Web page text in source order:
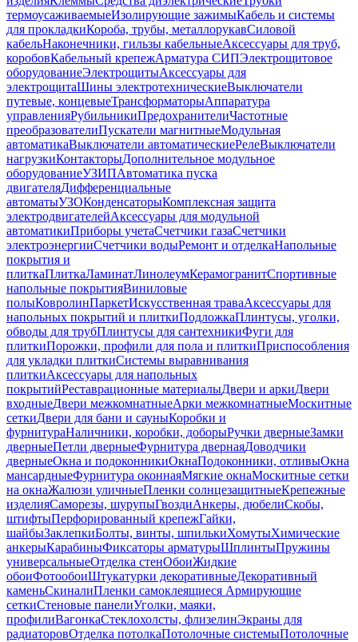
термоусаживаемыеИзолирующие зажимыКабель и системы
для прокладкиКороба, трубы, металлорукавСиловой
кабельНаконечники, гильзы кабельныеАксессуары для труб,
коробовКабельный крепежАрматура СИПЭлектрощитовое
оборудованиеЭлектрощитыАксессуары для
электрощитаШины электротехническиеВыключатели
путевые, концевыеТрансформаторыАппаратура
управленияРубильникиПредохранителиЧастотные
преобразователиПускатели магнитныеМодульная
автоматикаВыключатели автоматическиеРелеВыключатели
нагрузкиКонтакторыДополнительное модульное
оборудованиеУЗИПАвтоматика пуска
двигателяДифференциальные
автоматыУЗОКонденсаторыКомплексная защита
электродвигателейАксессуары для модульной
автоматикиПриборы учетаСчетчики газаСчетчики
электроэнергииСчетчики водыРемонт и отделкаНапольные
покрытия и
плиткаПлиткаЛаминатЛинолеумКерамогранитСпортивные
напольные покрытияВиниловые
полыКовролинПаркетИскусственная траваАксессуары для
напольных покрытий и плиткиПодложкаПлинтусы, уголки,
обводы для трубПлинтусы для сантехникиФуги для
плиткиПорожки, профили для пола и плиткиПриспособления
для укладки плиткиСистемы выравнивания
плиткиАксессуары для напольных
покрытийРеставрационные материалыДвери и аркиДвери
входныеДвери межкомнатныеАрки межкомнатныеМоскитные
сеткиДвери для бани и сауныКоробки и
фурнитураНаличники, коробки, доборыРучки дверныеЗамки
дверныеПетли дверныеФурнитура двернаяДоводчики
дверныеОкна и подоконникиОкнаПодоконники, отливыОкна
мансардныеФурнитура оконнаяМягкие окнаМоскитные сетки
на окнаЖалюзи уличныеПленки солнцезащитныеКрепежные
изделияСаморезы, шурупыГвоздиАнкеры, дюбелиСкобы,
штифтыПерфорированный крепежГайки,
шайбыЗаклепкиБолты, винты, шпилькиХомутыХимические
анкерыКарабиныФиксаторы арматурыШплинтыПружины
универсальныеОтделка стенОбоиЖидкие
обоиФотообоиШтукатурки декоративныеДекоративный
каменьСкиналиПленки самоклеящиеся Армирующие
сеткиСтеновые панелиУголки, маяки,
профилиВагонкаСтеклохолсты, флизелинЭкраны для
радиаторовОтделка потолкаПотолочные системыПотолочные